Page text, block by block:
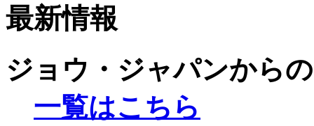
最新情報
ジョウ・ジャパンから
一覧はこちら